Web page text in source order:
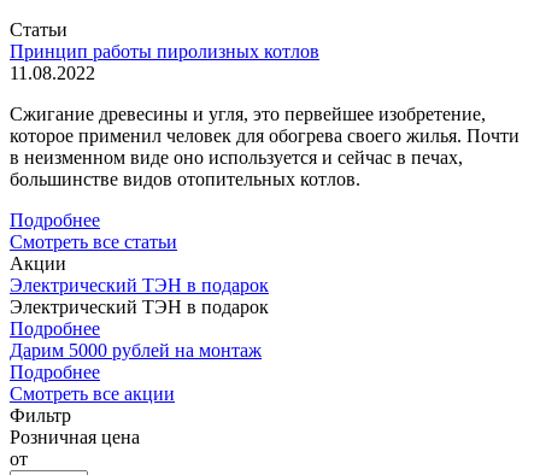
Статьи
Принцип работы пиролизных котлов
11.08.2022
Сжигание древесины и угля, это первейшее изобретение,
которое применил человек для обогрева своего жилья. Почти
в неизменном виде оно используется и сейчас в печах,
большинстве видов отопительных котлов.
Подробнее
Смотреть все статьи
Акции
Электрический ТЭН в подарок
Электрический ТЭН в подарок
Подробнее
Дарим 5000 рублей на монтаж
Подробнее
Смотреть все акции
Фильтр
Розничная цена
от